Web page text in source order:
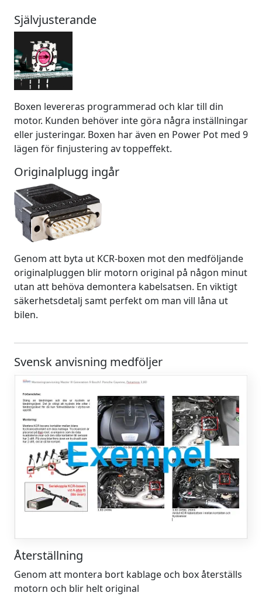
Självjusterande
Boxen levereras programmerad och klar till din
motor. Kunden behöver inte göra några inställningar
eller justeringar. Boxen har även en Power Pot med 9
lägen för finjustering av toppeffekt.
Originalplugg ingår
Genom att byta ut KCR-boxen mot den medföljande
originalpluggen blir motorn original på någon minut
utan att behöva demontera kabelsatsen. En viktigt
säkerhetsdetalj samt perfekt om man vill låna ut
bilen.
Svensk anvisning medföljer
Återställning
Genom att montera bort kablage och box återställs
motorn och blir helt original